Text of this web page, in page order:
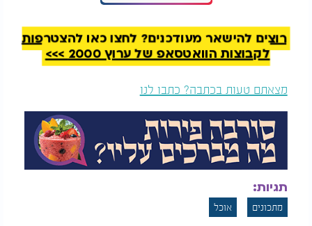
סננו את המים, אך שמרו מעט מנוזלי הבישול בצד
(כ-1/4 כוס) למקרה שתצטרכו לדלל את הפירה
בהמשך.
מעיכה:
העבירו את השורשים לקערה גדולה ומעכו אותם בעזרת
מועך תפוחי אדמה או בלנדר ידני, עד לקבלת מרקם
חלק או גס (לפי העדפה).
תיבול והעשרה:
הוסיפו את החמאה (או שמן הזית) והשמנת המתוקה (או
רוצים להישאר מעודכנים? לחצו כאן להצטרפות
לקבוצות הוואטסאפ של ערוץ 2000 >>>
מצאתם טעות בכתבה? כתבו לנו
תגיות:
מתכונים אוכל